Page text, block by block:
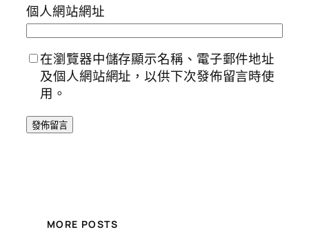
個人網站網址
在瀏覽器中儲存顯示名稱、電子郵件地址
及個人網站網址，以供下次發佈留言時使
用。
MORE POSTS